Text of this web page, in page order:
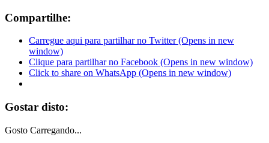
Compartilhe:
Carregue aqui para partilhar no Twitter (Opens in new
window)
Clique para partilhar no Facebook (Opens in new window)
Click to share on WhatsApp (Opens in new window)
Gostar disto:
Gosto Carregando...